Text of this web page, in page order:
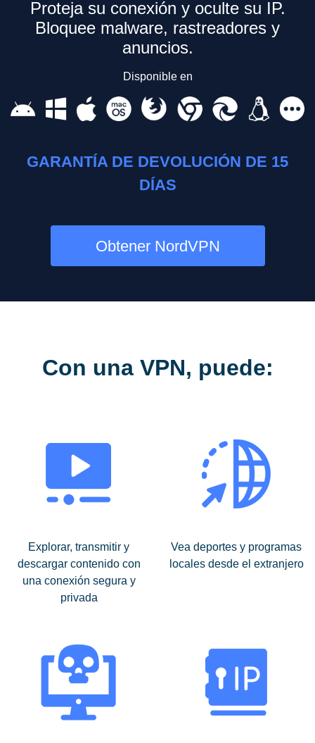
Proteja su conexión y oculte su IP.
Bloquee malware, rastreadores y
anuncios.
Disponible en
GARANTÍA DE DEVOLUCIÓN DE 15
DÍAS
Obtener NordVPN
Con una VPN, puede:
Explorar, transmitir y
descargar contenido con
una conexión segura y
privada
Vea deportes y programas
locales desde el extranjero